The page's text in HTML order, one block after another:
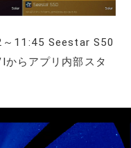
11:45 Seestar S50
らアプリ内部スタ